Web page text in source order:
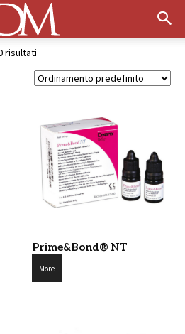
risultati
Prime&Bond® NT
More